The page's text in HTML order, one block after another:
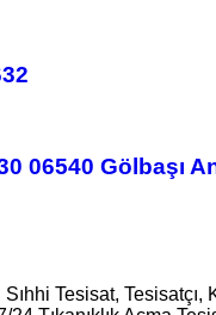
06540 Gölbaşı
Tesisat, Tesisatçı,